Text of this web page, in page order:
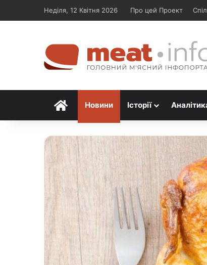
Неділя, 12 Квітня 2026 Про цей Проект
ГоловнаНовини Історії